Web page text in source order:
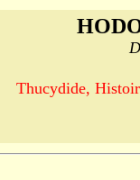
Thucydide,